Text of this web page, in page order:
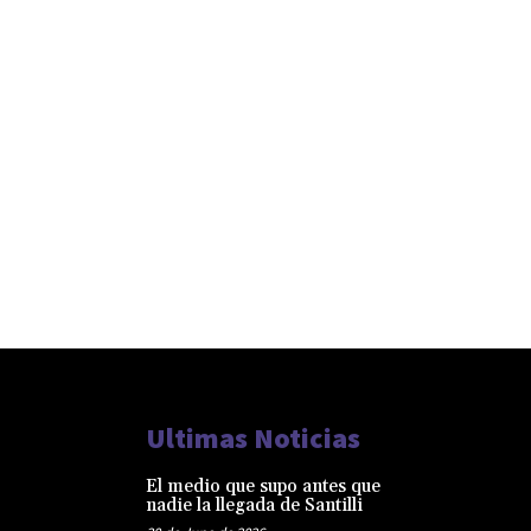
Ultimas Noticias
El medio que supo antes que
nadie la llegada de Santilli